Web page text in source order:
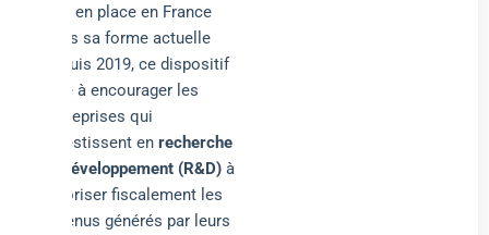
Mis en place en France
dans sa forme actuelle
depuis 2019, ce dispositif
vise à encourager les
entreprises qui
investissent en recherche
et développement (R&D) à
valoriser fiscalement les
revenus générés par leurs